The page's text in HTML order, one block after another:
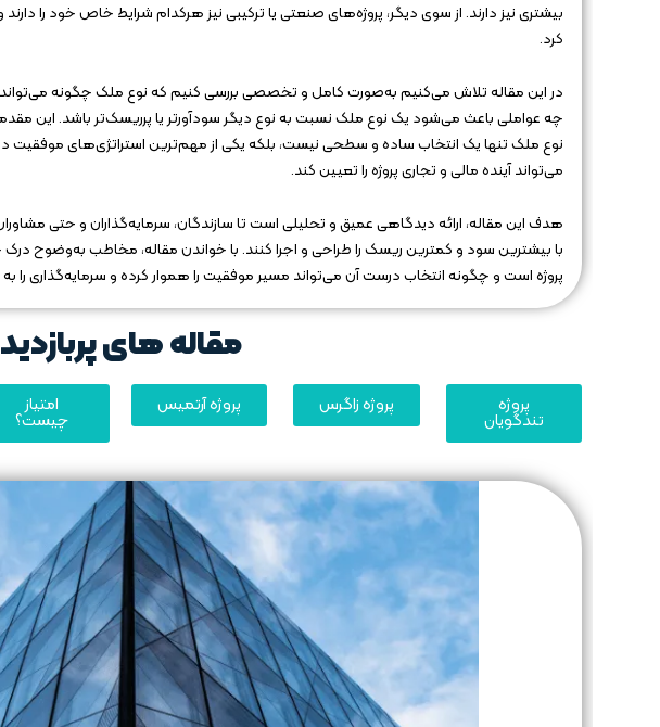
بیشتری نیز دارند. از سوی دیگر، پروژه‌های صنعتی یا ترکیبی نیز هرکدام شرایط خاص خود را
کرد.
در این مقاله تلاش می‌کنیم به‌صورت کامل و تخصصی بررسی کنیم که نوع ملک چگونه می‌تواند
چه عواملی باعث می‌شود یک نوع ملک نسبت به نوع دیگر سودآورتر یا پرریسک‌تر باشد. این
نوع ملک تنها یک انتخاب ساده و سطحی نیست، بلکه یکی از مهم‌ترین استراتژی‌های
می‌تواند آینده مالی و تجاری پروژه را تعیین کند.
هدف این مقاله، ارائه دیدگاهی عمیق و تحلیلی است تا سازندگان، سرمایه‌گذاران و حتی
با بیشترین سود و کمترین ریسک را طراحی و اجرا کنند. با خواندن مقاله، مخاطب به‌وضوح
پروژه است و چگونه انتخاب درست آن می‌تواند مسیر موفقیت را هموار کرده و سرمایه‌گذاری را به
مقاله های پربازدید
پروژه
تندگویان
پروژه زاگرس پروژه آرتمیس امتیاز
چیست؟